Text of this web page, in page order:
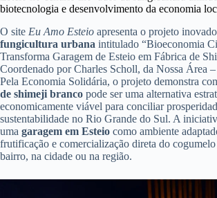
biotecnologia e desenvolvimento da economia
O site Eu Amo Esteio apresenta o projeto
fungicultura urbana intitulado “Bioeconomia
Transforma Garagem de Esteio em Fábrica de
Coordenado por Charles Scholl, da Nossa Área
Pela Economia Solidária, o projeto demonstra
de shimeji branco pode ser uma alternativa
economicamente viável para conciliar
sustentabilidade no Rio Grande do Sul. A
uma garagem em Esteio como ambiente
frutificação e comercialização direta do
bairro, na cidade ou na região.